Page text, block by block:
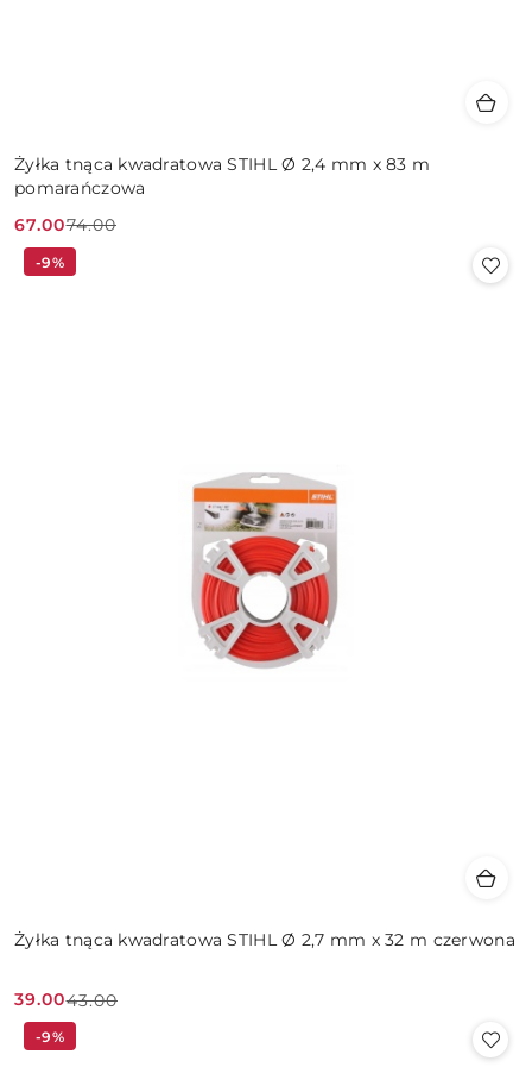
Żyłka tnąca kwadratowa STIHL Ø 2,4 mm x 83 m
pomarańczowa
Cena
promocyjna:
67.00
Cena
przed
74.00
Żyłka tnąca kwadratowa STIHL Ø 2,7 mm x 32 m czerwona
Cena
promocyjna:
39.00
Cena
przed
43.00
-9%
-9%